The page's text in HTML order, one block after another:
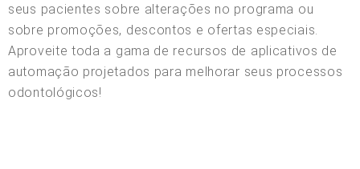
seus pacientes sobre alterações no programa ou
sobre promoções, descontos e ofertas especiais.
Aproveite toda a gama de recursos de aplicativos de
automação projetados para melhorar seus processos
odontológicos!